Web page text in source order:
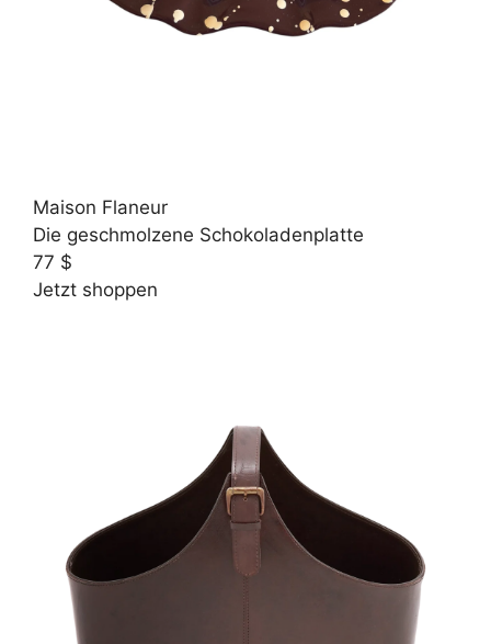
Maison Flaneur
Die geschmolzene Schokoladenplatte
77 $
Jetzt shoppen